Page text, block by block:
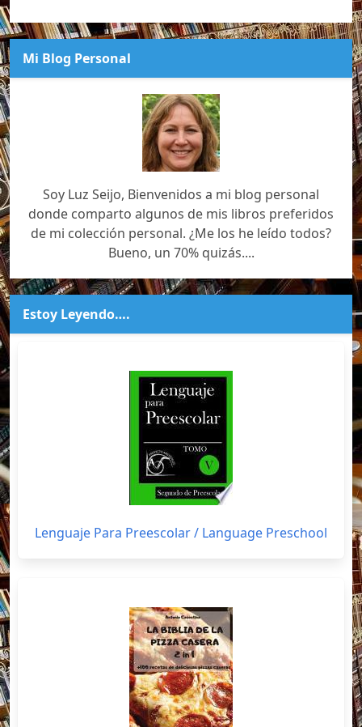
Mi Blog Personal
Soy Luz Seijo, Bienvenidos a mi blog personal
donde comparto algunos de mis libros preferidos
de mi colección personal. ¿Me los he leído todos?
Bueno, un 70% quizás....
Estoy Leyendo….
Lenguaje Para Preescolar / Language Preschool